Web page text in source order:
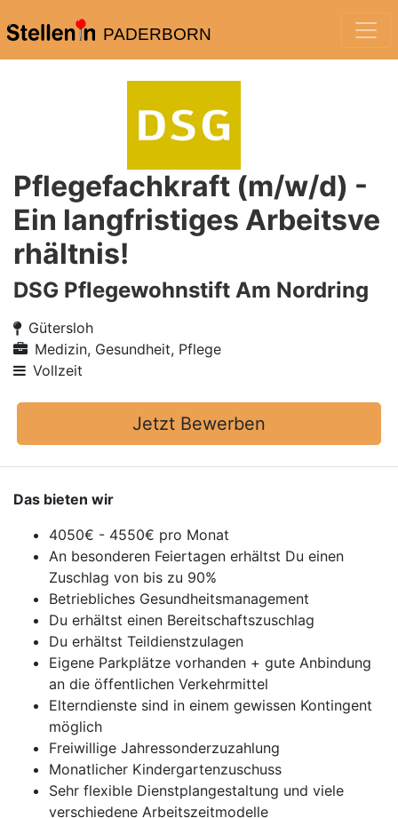
PADERBORN
Pflegefachkraft (m/w/d) -
Ein langfristiges Arbeitsve
rhältnis!
DSG Pflegewohnstift Am Nordring
Gütersloh
Medizin, Gesundheit, Pflege
Vollzeit
Jetzt Bewerben
Das bieten wir
4050€ - 4550€ pro Monat
An besonderen Feiertagen erhältst Du einen
Zuschlag von bis zu 90%
Betriebliches Gesundheitsmanagement
Du erhältst einen Bereitschaftszuschlag
Du erhältst Teildienstzulagen
Eigene Parkplätze vorhanden + gute Anbindung
an die öffentlichen Verkehrmittel
Elterndienste sind in einem gewissen Kontingent
möglich
Freiwillige Jahressonderzuzahlung
Monatlicher Kindergartenzuschuss
Sehr flexible Dienstplangestaltung und viele
verschiedene Arbeitszeitmodelle